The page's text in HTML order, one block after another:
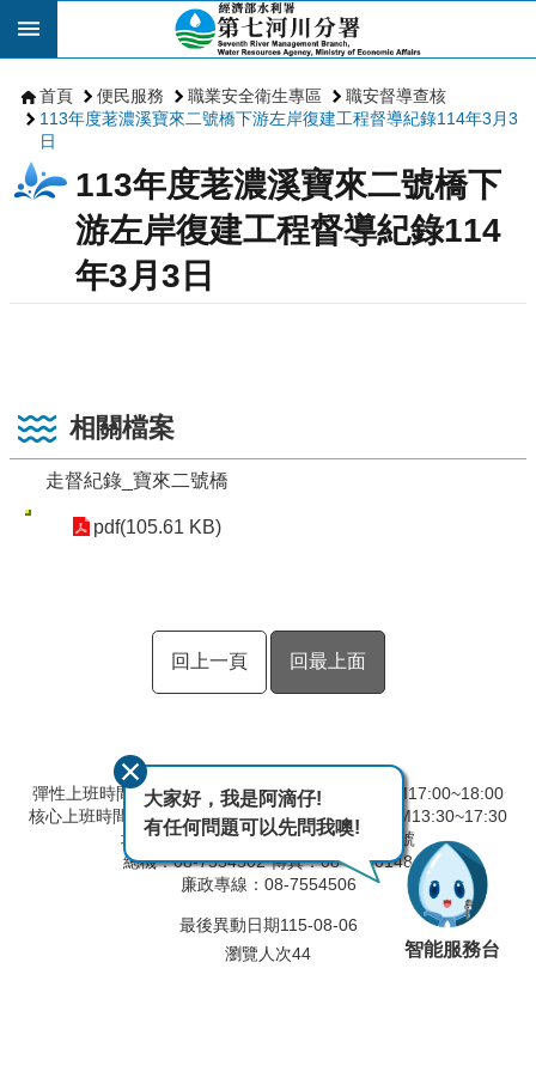
跳到主要內容區塊
首頁 便民服務 職業安全衛生專區
職安督導查核
113年度荖濃溪寶來二號橋下游左岸復建工程督導紀錄114年3月3
日
113年度荖濃溪寶來二號橋下
游左岸復建工程督導紀錄114
年3月3日
相關檔案
走督紀錄_寶來二號橋
pdf(105.61 KB)
回上一頁 回最上面
彈性上班時間：AM8:00~09:00 彈性下班時間：PM17:00~18:00
核心上班時間：星期一 ~ 星期五 AM8:30~12:30 PM13:30~17:30
地址：90093屏東縣屏東市建國路291號
總機：08-7554502 傳真：08-7560148
廉政專線：08-7554506
最後異動日期115-08-06
瀏覽人次44
大家好，我是阿滴仔!
有任何問題可以先問我噢!
智能服務台